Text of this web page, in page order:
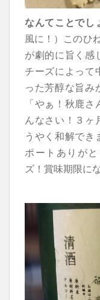
なんてことでし
風に！）このひ
が劇的に旨く感
チーズによって
った芳醇な旨み
「やぁ！秋鹿
んなさい！３ヶ
うやく和解でき
ポートありが
ズ！賞味期限に